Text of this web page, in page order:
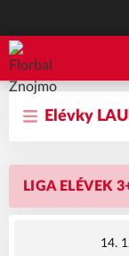
Florbal Znojmo
Elévky
LIGA ELÉVEK
14.